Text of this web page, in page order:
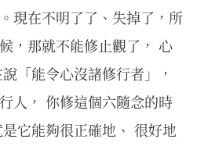
現在不明了了、失掉了，所
，那就不能修止觀了， 心
「能令心沒諸修行者」，
人， 你修這個六隨念的時
它能夠很正確地、 很好地